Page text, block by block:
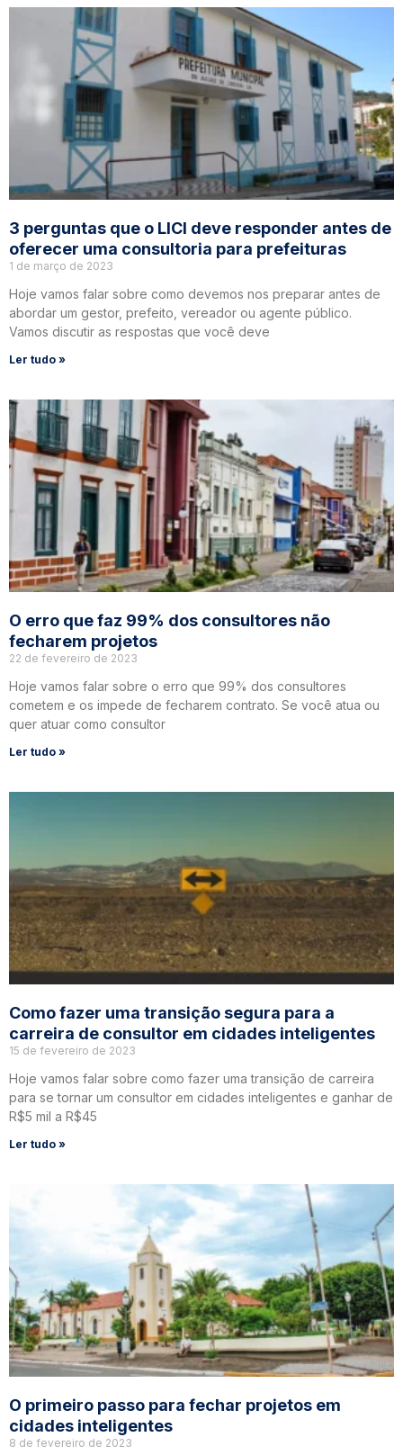
3 perguntas que o LICI deve responder antes de
oferecer uma consultoria para prefeituras
1 de março de 2023
Hoje vamos falar sobre como devemos nos preparar antes de
abordar um gestor, prefeito, vereador ou agente público.
Vamos discutir as respostas que você deve
Ler tudo »
O erro que faz 99% dos consultores não
fecharem projetos
22 de fevereiro de 2023
Hoje vamos falar sobre o erro que 99% dos consultores
cometem e os impede de fecharem contrato. Se você atua ou
quer atuar como consultor
Ler tudo »
Como fazer uma transição segura para a
carreira de consultor em cidades inteligentes
15 de fevereiro de 2023
Hoje vamos falar sobre como fazer uma transição de carreira
para se tornar um consultor em cidades inteligentes e ganhar de
R$5 mil a R$45
Ler tudo »
O primeiro passo para fechar projetos em
cidades inteligentes
8 de fevereiro de 2023